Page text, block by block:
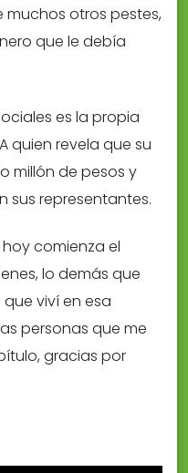
muchos otros pestes,
que le debía
es la propia
quien revela que su
millón de pesos y
sus representantes.
comienza el
lo demás que
viví en esa
personas que me
gracias por